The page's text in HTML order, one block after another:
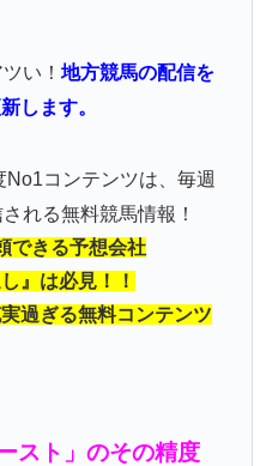
い！ 地方競馬の配信を
します。
No1コンテンツは、毎週
れる無料競馬情報！
できる予想会社
』は必見！！
過ぎる無料コンテンツ
スト」のその精度